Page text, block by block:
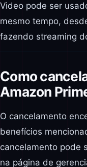
Video pode ser
mesmo tempo,
fazendo streaming
Como
Amazon
O cancelamento
benefícios
cancelamento pode
na página de